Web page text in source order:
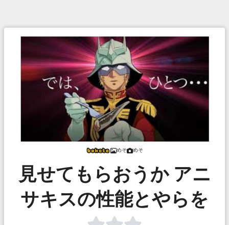
めそ めそ
見せてもらおうか アニ
サキスの性能とやらを